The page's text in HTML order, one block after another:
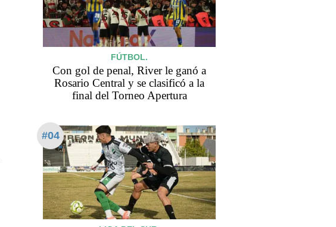
FÚTBOL.
Con gol de penal, River le ganó a
Rosario Central y se clasificó a la
final del Torneo Apertura
#04